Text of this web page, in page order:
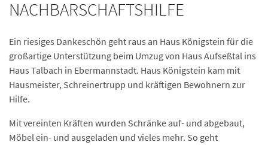
NACHBARSCHAFTSHILFE
Ein riesiges Dankeschön geht raus an Haus Königstein für die
großartige Unterstützung beim Umzug von Haus Aufseßtal ins
Haus Talbach in Ebermannstadt. Haus Königstein kam mit
Hausmeister, Schreinertrupp und kräftigen Bewohnern zur
Hilfe.
Mit vereinten Kräften wurden Schränke auf- und abgebaut,
Möbel ein- und ausgeladen und vieles mehr. So geht